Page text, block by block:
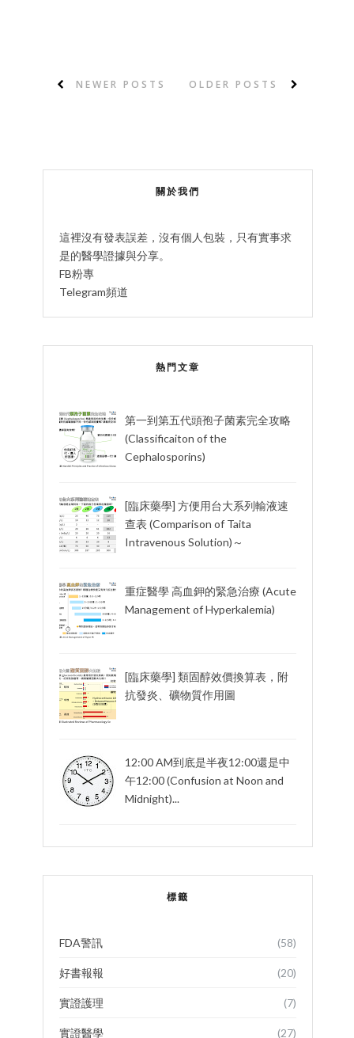
NEWER POSTS OLDER POSTS
關於我們
這裡沒有發表誤差，沒有個人包裝，只有實事求
是的醫學證據與分享。
FB粉專
Telegram頻道
熱門文章
第一到第五代頭孢子菌素完全攻略
(Classificaiton of the
Cephalosporins)
[臨床藥學] 方便用台大系列輸液速
查表 (Comparison of Taita
Intravenous Solution)～
重症醫學 高血鉀的緊急治療 (Acute
Management of Hyperkalemia)
[臨床藥學] 類固醇效價換算表，附
抗發炎、礦物質作用圖
12:00 AM到底是半夜12:00還是中
午12:00 (Confusion at Noon and
Midnight)...
標籤
FDA警訊 (58)
好書報報 (20)
實證護理 (7)
實證醫學 (27)